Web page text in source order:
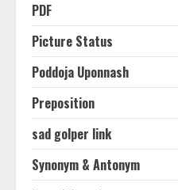
PDF
Picture Status
Poddoja Uponnash
Preposition
sad golper link
Synonym & Antonym